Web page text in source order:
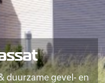
duurzame gevel- en